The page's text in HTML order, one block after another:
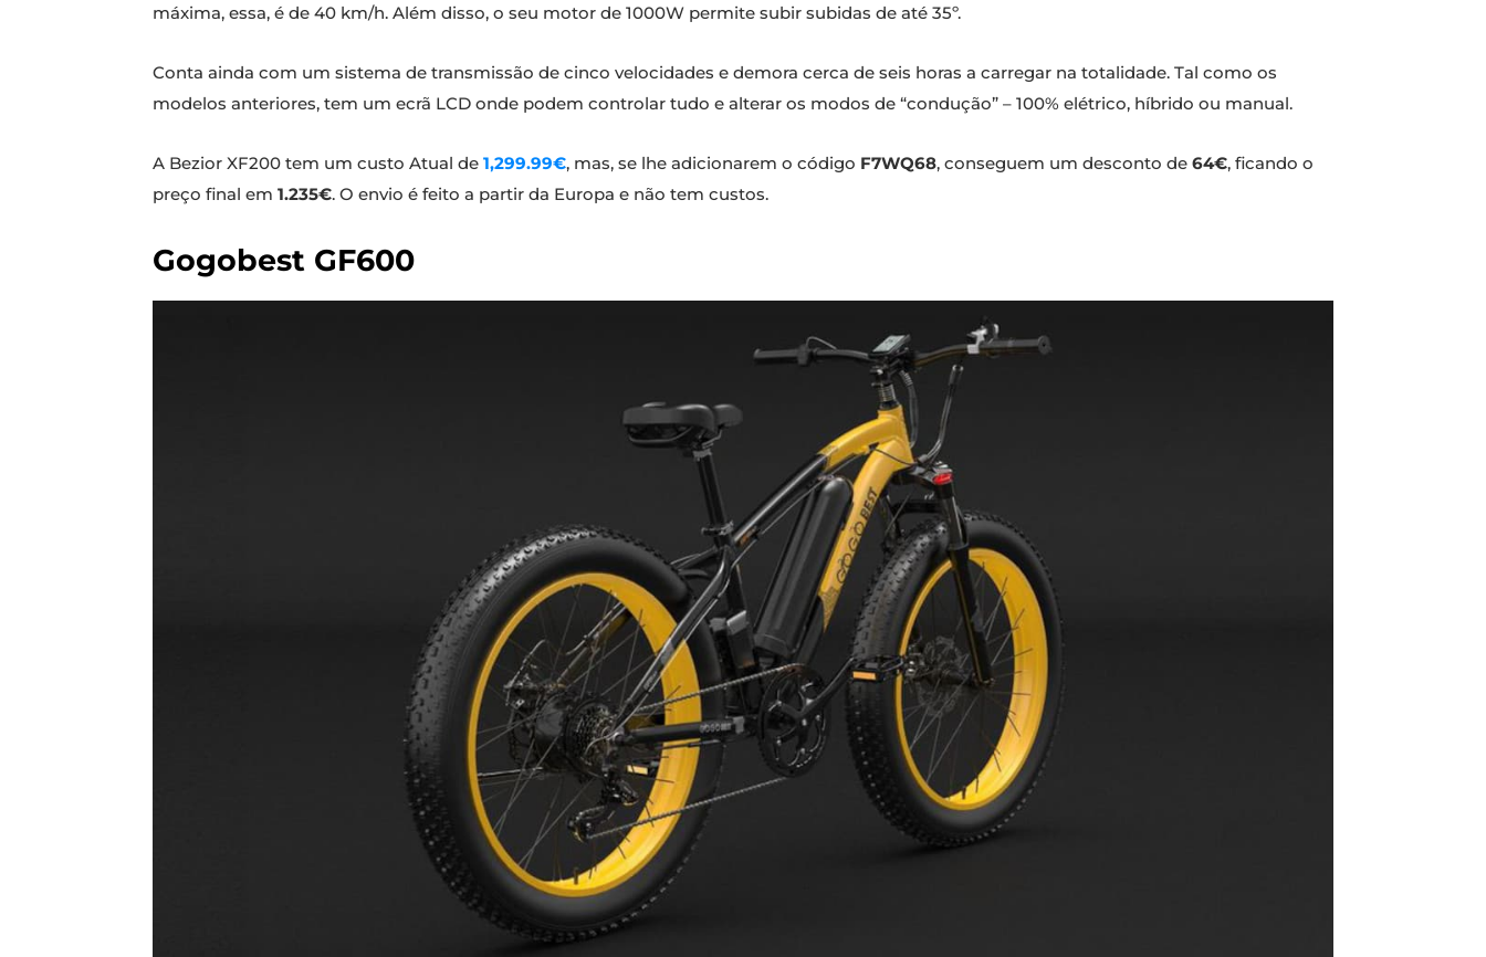
máxima, essa, é de 40 km/h. Além disso, o seu motor de 1000W permite subir subidas de até 35º.
Conta ainda com um sistema de transmissão de cinco velocidades e demora cerca de seis horas a carregar na totalidade. Tal como os
modelos anteriores, tem um ecrã LCD onde podem controlar tudo e alterar os modos de “condução” – 100% elétrico, híbrido ou manual.
A Bezior XF200 tem um custo Atual de 1,299.99€, mas, se lhe adicionarem o código F7WQ68, conseguem um desconto de 64€, ficando o
preço final em 1.235€. O envio é feito a partir da Europa e não tem custos.
Gogobest GF600